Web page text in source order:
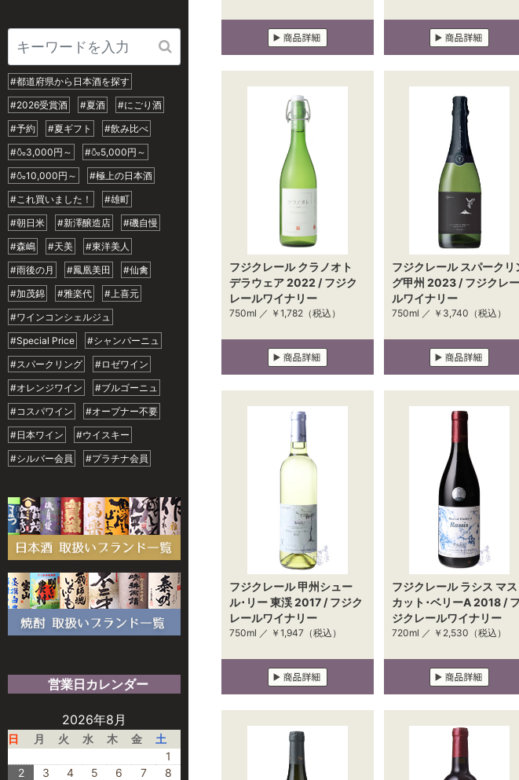
#都道府県から日本酒を探す
#2026受賞酒
#夏酒
#にごり酒
#予約
#夏ギフト
#飲み比べ
#🍶3,000円～
#🍶5,000円～
#🍶10,000円～
#極上の日本酒
#これ買いました！
#雄町
#朝日米
#新澤醸造店
#磯自慢
#森嶋
#天美
#東洋美人
#雨後の月
#鳳凰美田
#仙禽
#加茂錦
#雅楽代
#上喜元
#ワインコンシェルジュ
#Special Price
#シャンパーニュ
#スパークリング
#ロゼワイン
#オレンジワイン
#ブルゴーニュ
#コスパワイン
#オープナー不要
#日本ワイン
#ウイスキー
#シルバー会員
#プラチナ会員
営業日カレンダー
2026年8月
日 月 火 水 木 金
土
1
2
3 4 5 6 7
8
フジクレール クラノオト
デラウェア 2022 / フジク
レールワイナリー
750ml ／ ￥1,782 （税込）
フジクレール スパークリ
グ甲州 2023 / フジクレー
ルワイナリー
750ml ／ ￥3,740 （税込）
フジクレール 甲州シュー
ル･リー 東渓 2017 / フジク
レールワイナリー
750ml ／ ￥1,947 （税込）
フジクレール ラシス マス
カット･ベリーA 2018 / フ
ジクレールワイナリー
720ml ／ ￥2,530 （税込）